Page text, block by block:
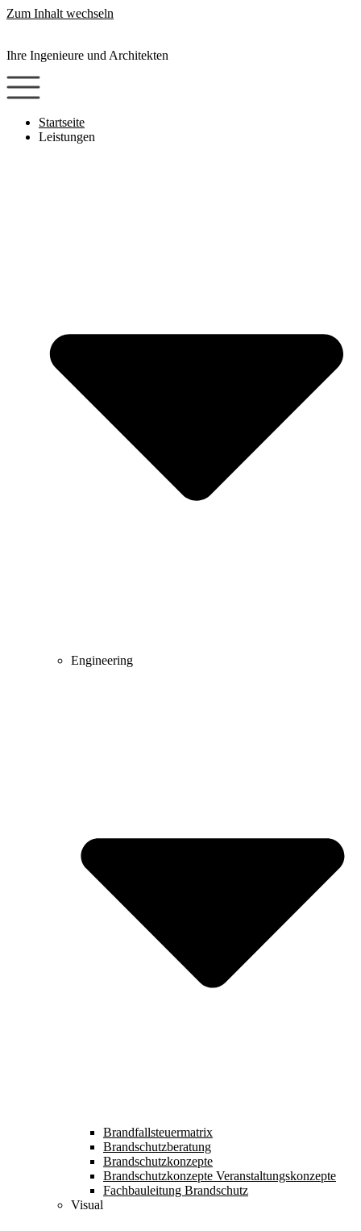
Zum Inhalt wechseln
Ihre Ingenieure und Architekten
Startseite
Leistungen
Engineering
Brandfallsteuermatrix
Brandschutzberatung
Brandschutzkonzepte
Brandschutzkonzepte Veranstaltungskonzepte
Fachbauleitung Brandschutz
Visual